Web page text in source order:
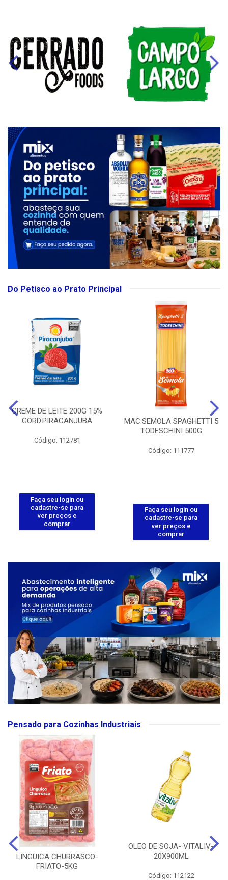
Do Petisco ao Prato Principal
CREME DE LEITE 200G 15%
GORD.PIRACANJUBA
Código: 112781
Faça seu login ou
cadastre-se para
ver preços e
comprar
MAC.SEMOLA SPAGHETTI 5
TODESCHINI 500G
Código: 111777
Faça seu login ou
cadastre-se para
ver preços e
comprar
Pensado para Cozinhas Industriais
LINGUICA CHURRASCO-
FRIATO-5KG
OLEO DE SOJA- VITALIV-
20X900ML
Código: 112122